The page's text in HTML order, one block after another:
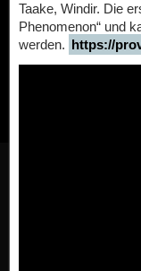
Taake, Windir. Die
Phenomenon“ und
werden. https://